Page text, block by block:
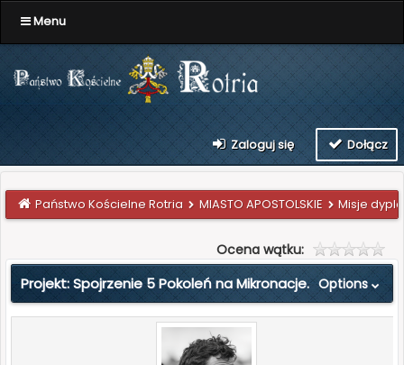
Menu
Zaloguj się Dołącz
Państwo Kościelne Rotria MIASTO APOSTOLSKIE Misje
Ocena wątku:
Options
Projekt: Spojrzenie 5 Pokoleń na Mikronacje.